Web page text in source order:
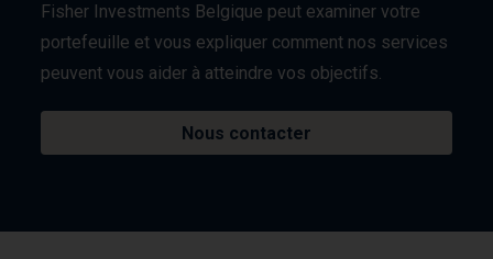
Fisher Investments Belgique peut examiner votre
portefeuille et vous expliquer comment nos services
peuvent vous aider à atteindre vos objectifs.
Nous contacter